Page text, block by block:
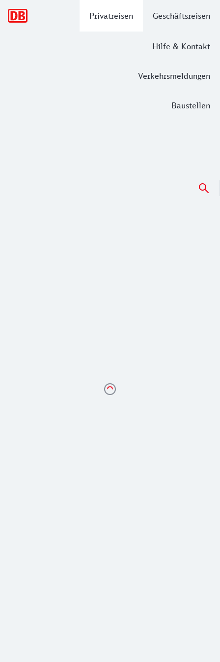
Privatreisen Geschäftsreisen
Hilfe & Kontakt
Verkehrsmeldungen
Baustellen